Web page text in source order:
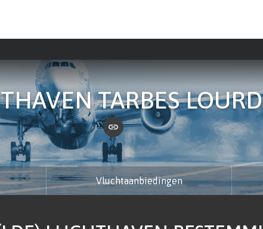
TARBES
Vluchtaanbiedingen